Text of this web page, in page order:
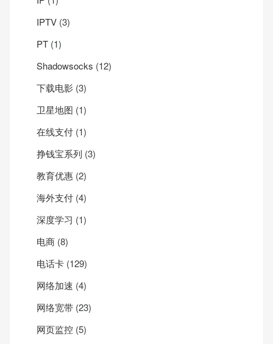
IPTV (3)
PT (1)
Shadowsocks (12)
下载电影 (3)
卫星地图 (1)
在线支付 (1)
挣钱宝系列 (3)
教育优惠 (2)
海外支付 (4)
深度学习 (1)
电商 (8)
电话卡 (129)
网络加速 (4)
网络宽带 (23)
网页监控 (5)